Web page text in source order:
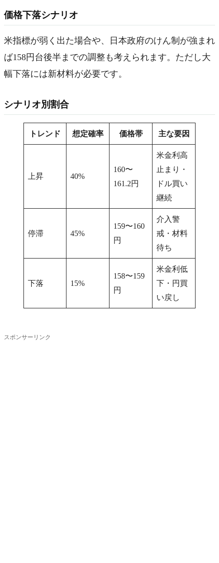
価格下落シナリオ
米指標が弱く出た場合や、日本政府のけん制が強まれ
ば158円台後半までの調整も考えられます。ただし大
幅下落には新材料が必要です。
シナリオ別割合
トレンド 想定確率 価格帯 主な要因
上昇 40%
160〜
161.2円
米金利高
止まり・
ドル買い
継続
停滞 45%
159〜160
円
介入警
戒・材料
待ち
下落 15%
158〜159
円
米金利低
下・円買
い戻し
スポンサーリンク